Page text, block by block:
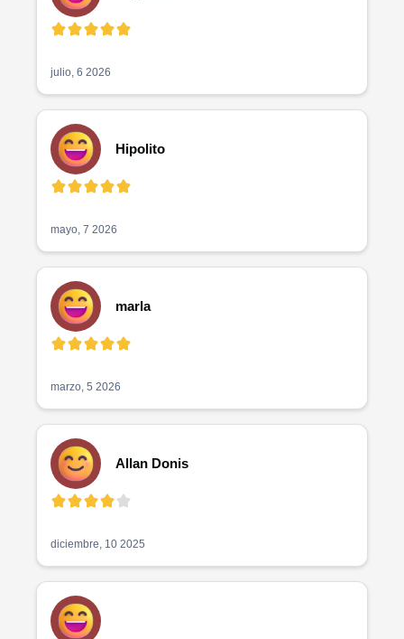
julio, 6 2026
Hipolito
mayo, 7 2026
marla
marzo, 5 2026
Allan Donis
diciembre, 10 2025